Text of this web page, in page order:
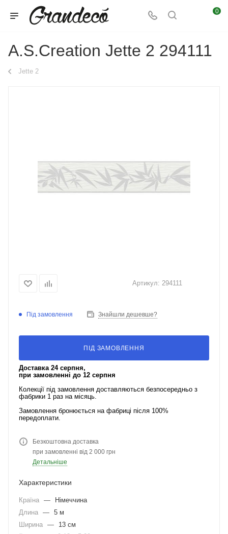
0
A.S.Creation Jette 2 294111
Jette 2
Артикул: 294111
Під замовлення Знайшли дешевше?
ПІД ЗАМОВЛЕННЯ
Доставка 24 серпня,
при замовленні до 12 серпня
Колекції під замовлення доставляються безпосередньо з
фабрики 1 раз на місяць.
Замовлення бронюється на фабриці після 100%
передоплати.
Безкоштовна доставка
при замовленні від 2 000 грн
Детальніше
Характеристики
Країна —
Німеччина
Длина — 5 м
Ширина —
13 см